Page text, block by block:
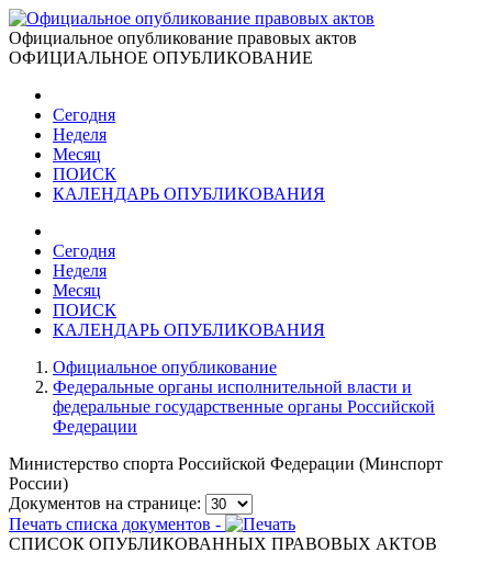
Официальное опубликование правовых актов
ОФИЦИАЛЬНОЕ ОПУБЛИКОВАНИЕ
Сегодня
Неделя
Месяц
ПОИСК
КАЛЕНДАРЬ ОПУБЛИКОВАНИЯ
Сегодня
Неделя
Месяц
ПОИСК
КАЛЕНДАРЬ ОПУБЛИКОВАНИЯ
Официальное опубликование
Федеральные органы исполнительной власти и
федеральные государственные органы Российской
Федерации
Министерство спорта Российской Федерации (Минспорт
России)
Документов на странице:
Печать списка документов -
СПИСОК ОПУБЛИКОВАННЫХ ПРАВОВЫХ АКТОВ